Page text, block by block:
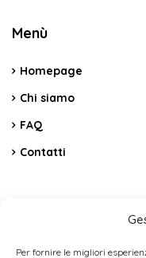
Per fornire le migliori
Menù
Homepage
Chi siamo
FAQ
Contatti
C.da Vicino La Terra